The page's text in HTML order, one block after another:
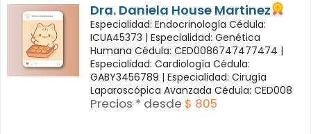
Dra. Daniela House Martinez
Especialidad: Endocrinología Cédula:
ICUA45373 | Especialidad: Genética
Humana Cédula: CED0086747477474 |
Especialidad: Cardiología Cédula:
GABY3456789 | Especialidad: Cirugía
Laparoscópica Avanzada Cédula: CED008
Precios * desde $ 805